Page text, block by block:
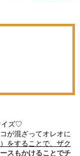
イズ♡
が混ざってオレオに
をすることで、ザク
スもかけることでチ